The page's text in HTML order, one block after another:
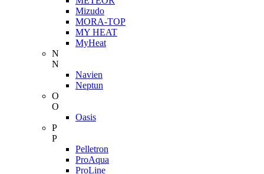
Mizudo
MORA-TOP
MY HEAT
MyHeat
N
N
Navien
Neptun
O
O
Oasis
P
P
Pelletron
ProAqua
ProLine